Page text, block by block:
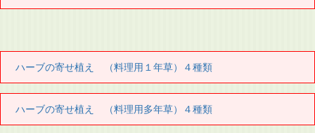
ハーブの寄せ植え （料理用１年草）４種類
ハーブの寄せ植え （料理用多年草）４種類